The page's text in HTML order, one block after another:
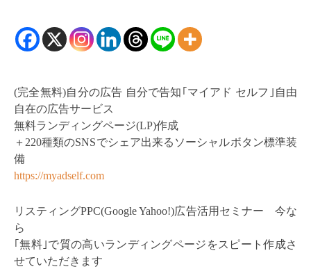
(完全無料)自分の広告 自分で告知｢マイアド セルフ｣自由
自在の広告サービス
無料ランディングページ(LP)作成
＋220種類のSNSでシェア出来るソーシャルボタン標準装
備
https://myadself.com
リスティングPPC(Google Yahoo!)広告活用セミナー 今な
ら
｢無料｣で質の高いランディングページをスピート作成さ
せていただきます